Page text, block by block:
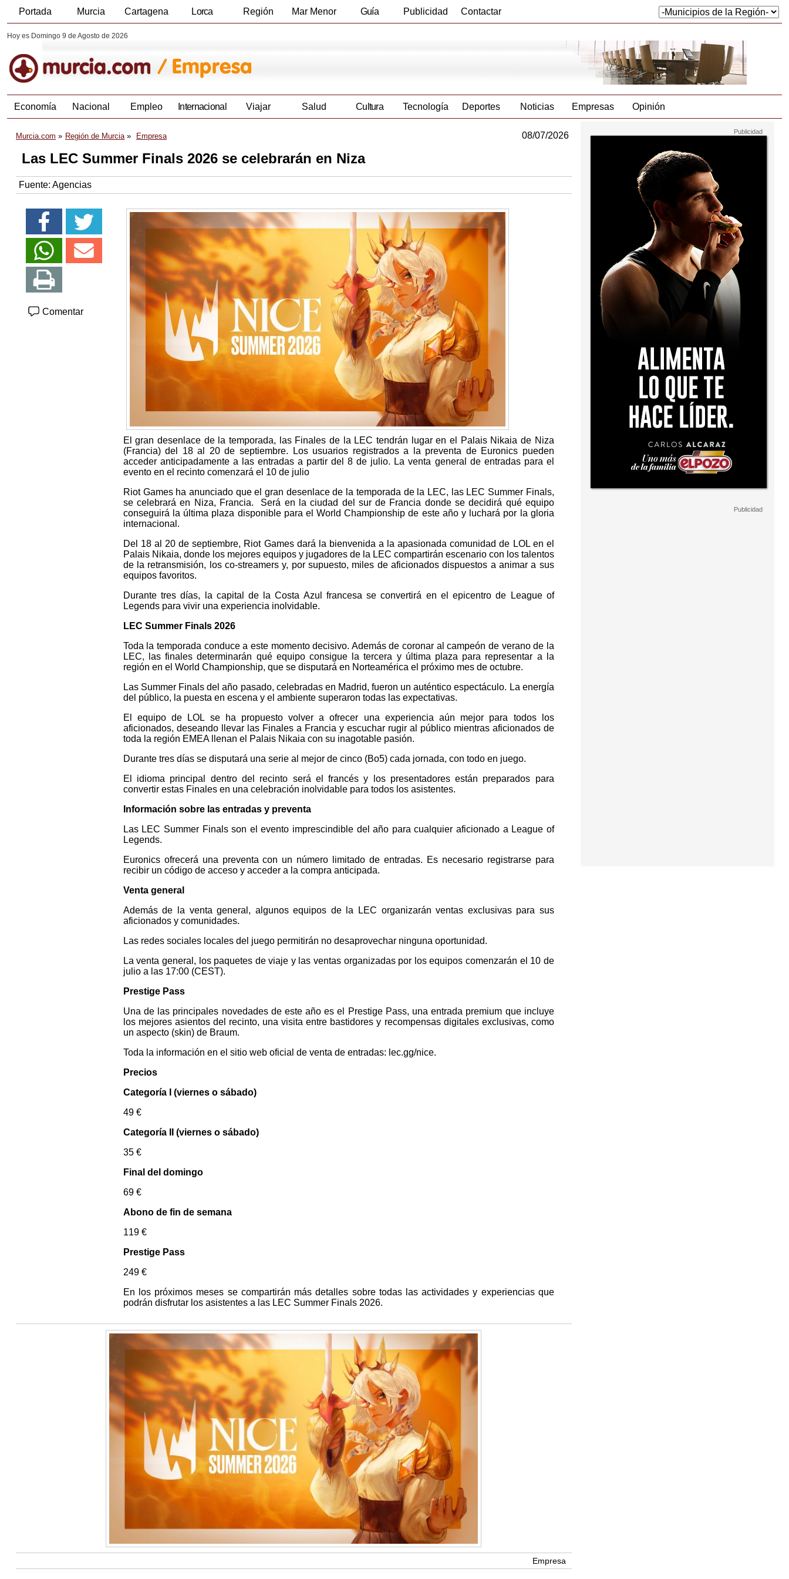
Portada Murcia Cartagena Lorca Región Mar Menor Guía Publicidad Contactar
Hoy es Domingo 9 de Agosto de 2026
Economía Nacional Empleo Internacional Viajar Salud Cultura Tecnología Deportes Noticias Empresas Opinión
Murcia.com Región de Murcia Empresa 08/07/2026
Las LEC Summer Finals 2026 se celebrarán en Niza
Fuente: Agencias
Comentar
El gran desenlace de la temporada, las Finales de la LEC tendrán lugar en el Palais Nikaia de Niza
(Francia) del 18 al 20 de septiembre. Los usuarios registrados a la preventa de Euronics pueden
acceder anticipadamente a las entradas a partir del 8 de julio. La venta general de entradas para el
evento en el recinto comenzará el 10 de julio
Riot Games ha anunciado que el gran desenlace de la temporada de la LEC, las LEC Summer Finals,
se celebrará en Niza, Francia. Será en la ciudad del sur de Francia donde se decidirá qué equipo
conseguirá la última plaza disponible para el World Championship de este año y luchará por la gloria
internacional.
Del 18 al 20 de septiembre, Riot Games dará la bienvenida a la apasionada comunidad de LOL en el
Palais Nikaia, donde los mejores equipos y jugadores de la LEC compartirán escenario con los talentos
de la retransmisión, los co-streamers y, por supuesto, miles de aficionados dispuestos a animar a sus
equipos favoritos.
Durante tres días, la capital de la Costa Azul francesa se convertirá en el epicentro de League of
Legends para vivir una experiencia inolvidable.
LEC Summer Finals 2026
Toda la temporada conduce a este momento decisivo. Además de coronar al campeón de verano de la
LEC, las finales determinarán qué equipo consigue la tercera y última plaza para representar a la
región en el World Championship, que se disputará en Norteamérica el próximo mes de octubre.
Las Summer Finals del año pasado, celebradas en Madrid, fueron un auténtico espectáculo. La energía
del público, la puesta en escena y el ambiente superaron todas las expectativas.
El equipo de LOL se ha propuesto volver a ofrecer una experiencia aún mejor para todos los
aficionados, deseando llevar las Finales a Francia y escuchar rugir al público mientras aficionados de
toda la región EMEA llenan el Palais Nikaia con su inagotable pasión.
Durante tres días se disputará una serie al mejor de cinco (Bo5) cada jornada, con todo en juego.
El idioma principal dentro del recinto será el francés y los presentadores están preparados para
convertir estas Finales en una celebración inolvidable para todos los asistentes.
Información sobre las entradas y preventa
Las LEC Summer Finals son el evento imprescindible del año para cualquier aficionado a League of
Legends.
Euronics ofrecerá una preventa con un número limitado de entradas. Es necesario registrarse para
recibir un código de acceso y acceder a la compra anticipada.
Venta general
Además de la venta general, algunos equipos de la LEC organizarán ventas exclusivas para sus
aficionados y comunidades.
Las redes sociales locales del juego permitirán no desaprovechar ninguna oportunidad.
La venta general, los paquetes de viaje y las ventas organizadas por los equipos comenzarán el 10 de
julio a las 17:00 (CEST).
Prestige Pass
Una de las principales novedades de este año es el Prestige Pass, una entrada premium que incluye
los mejores asientos del recinto, una visita entre bastidores y recompensas digitales exclusivas, como
un aspecto (skin) de Braum.
Toda la información en el sitio web oficial de venta de entradas: lec.gg/nice.
Precios
Categoría I (viernes o sábado)
49 €
Categoría II (viernes o sábado)
35 €
Final del domingo
69 €
Abono de fin de semana
119 €
Prestige Pass
249 €
En los próximos meses se compartirán más detalles sobre todas las actividades y experiencias que
podrán disfrutar los asistentes a las LEC Summer Finals 2026.
Empresa